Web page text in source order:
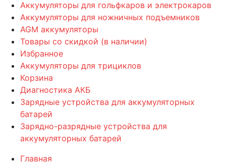
Аккумуляторы для гольфкаров и электрокаров
Аккумуляторы для ножничных подъемников
AGM аккумуляторы
Товары со скидкой (в наличии)
Избранное
Аккумуляторы для трициклов
Корзина
Диагностика АКБ
Зарядные устройства для аккумуляторных
батарей
Зарядно-разрядные устройства для
аккумуляторных батарей
Главная